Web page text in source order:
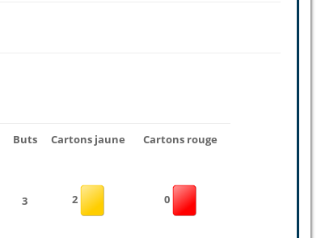
Buts Cartons jaune Cartons rouge
3 2 0